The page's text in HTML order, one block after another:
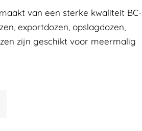
van een sterke kwaliteit BC-
exportdozen, opslagdozen,
zijn geschikt voor meermalig